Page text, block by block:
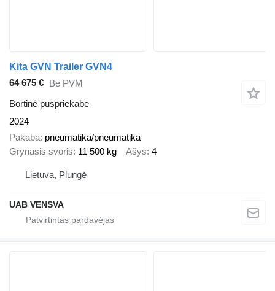
Kita GVN Trailer GVN4
64 675 € Be PVM
Bortinė puspriekabė
2024
Pakaba pneumatika/pneumatika
Grynasis svoris 11 500 kg Ašys 4
Lietuva, Plungė
UAB VENSVA